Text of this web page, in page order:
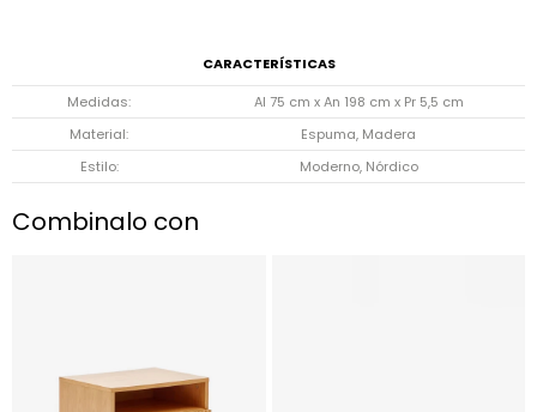
CARACTERÍSTICAS
Medidas
Al 75 cm x An 198 cm x Pr 5,5 cm
Material
Espuma, Madera
Estilo
Moderno, Nórdico
Combinalo con